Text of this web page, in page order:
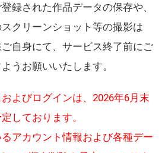
録された作品データの保存や、
クリーンショット等の撮影は
自身にて、サービス終了前にご
うお願いいたします。
よびログインは、2026年6月末
しております。
アカウント情報および各種デー